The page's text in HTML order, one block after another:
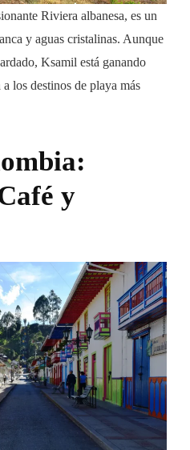
Riviera albanesa, es un
y aguas cristalinas. Aunque
Ksamil está ganando
los destinos de playa más
y